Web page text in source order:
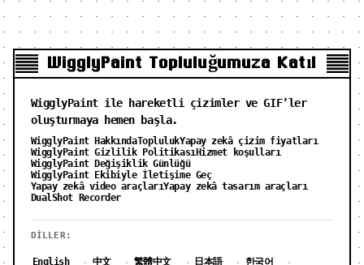
WigglyPaint Topluluğumuza Katıl
WigglyPaint ile hareketli çizimler ve GIF’ler
oluşturmaya hemen başla.
WigglyPaint HakkındaToplulukYapay zekâ çizim fiyatları
WigglyPaint Gizlilik PolitikasıHizmet koşulları
WigglyPaint Değişiklik Günlüğü
WigglyPaint Ekibiyle İletişime Geç
Yapay zekâ video araçlarıYapay zekâ tasarım araçları
DualShot Recorder
DILLER:
English · 中文 · 繁體中文 · 日本語 · 한국어 ·